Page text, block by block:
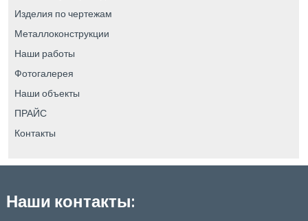
Изделия по чертежам
Металлоконструкции
Наши работы
Фотогалерея
Наши объекты
ПРАЙС
Контакты
Наши контакты: